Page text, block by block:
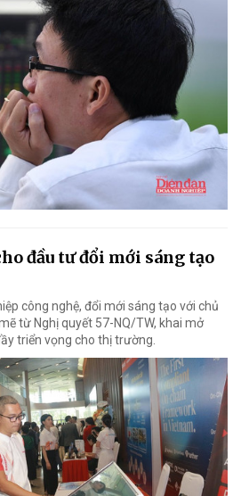
đầu tư đổi mới sáng tạo
công nghệ, đổi mới sáng tạo với chủ
từ Nghị quyết 57-NQ/TW, khai mở
triển vọng cho thị trường.